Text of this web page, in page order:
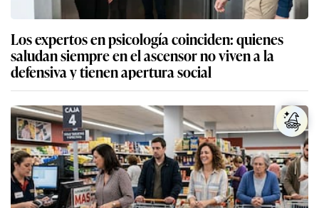
Los expertos en psicología coinciden: quienes
saludan siempre en el ascensor no viven a la
defensiva y tienen apertura social